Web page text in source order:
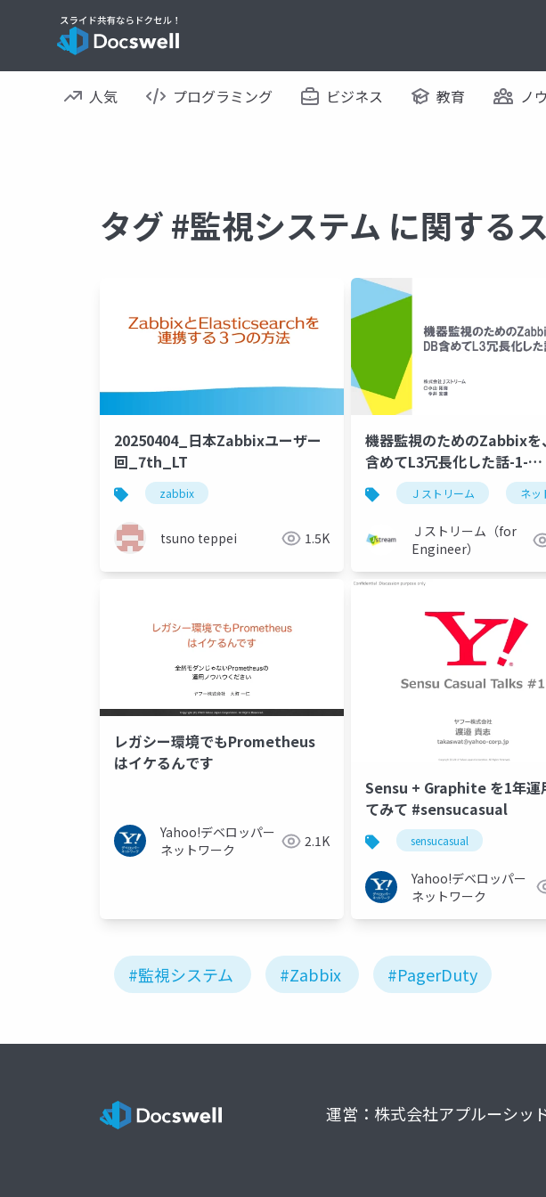
人気 プログラミング ビジネス 教育 ノ
タグ #監視システム に関する
20250404_日本Zabbixユーザー
回_7th_LT
zabbix
tsuno teppei 1.5K
機器監視のためのZabbixを
含めてL3冗長化した話-1-
janog54-koyama-
Ｊストリーム ネッ
Ｊストリーム（for
Engineer）
レガシー環境でもPrometheus
はイケるんです
Yahoo!デベロッパー
ネットワーク
2.1K
Sensu + Graphite を1年運
てみて #sensucasual
sensucasual
Yahoo!デベロッパー
ネットワーク
#監視システム #Zabbix #PagerDuty
運営：株式会社アプルーシッ